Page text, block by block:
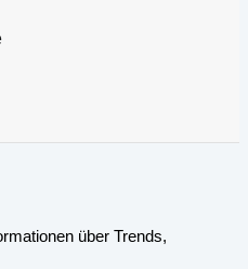
über Trends,